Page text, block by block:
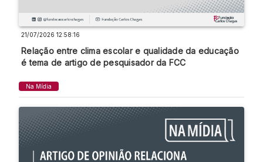
21/07/2026 12:58:16
Relação entre clima escolar e qualidade da educação
é tema de artigo de pesquisador da FCC
Na Mídia